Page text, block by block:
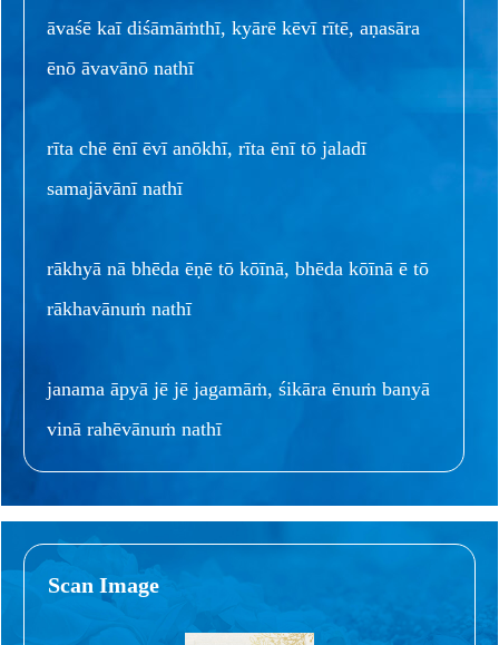
āvaśē kaī diśāmāṁthī, kyārē kēvī rītē, aṇasāra
ēnō āvavānō nathī
rīta chē ēnī ēvī anōkhī, rīta ēnī tō jaladī
samajāvānī nathī
rākhyā nā bhēda ēṇē tō kōīnā, bhēda kōīnā ē tō
rākhavānuṁ nathī
janama āpyā jē jē jagamāṁ, śikāra ēnuṁ banyā
vinā rahēvānuṁ nathī
Scan Image